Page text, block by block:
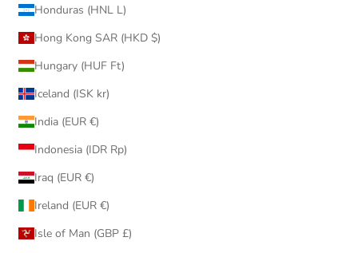
Honduras (HNL L)
Hong Kong SAR (HKD $)
Hungary (HUF Ft)
Iceland (ISK kr)
India (EUR €)
Indonesia (IDR Rp)
Iraq (EUR €)
Ireland (EUR €)
Isle of Man (GBP £)